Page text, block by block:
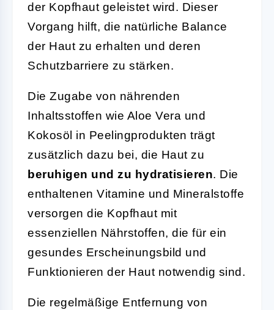
der Kopfhaut geleistet wird. Dieser
Vorgang hilft, die natürliche Balance
der Haut zu erhalten und deren
Schutzbarriere zu stärken.
Die Zugabe von nährenden
Inhaltsstoffen wie Aloe Vera und
Kokosöl in Peelingprodukten trägt
zusätzlich dazu bei, die Haut zu
beruhigen und zu hydratisieren. Die
enthaltenen Vitamine und Mineralstoffe
versorgen die Kopfhaut mit
essenziellen Nährstoffen, die für ein
gesundes Erscheinungsbild und
Funktionieren der Haut notwendig sind.
Die regelmäßige Entfernung von